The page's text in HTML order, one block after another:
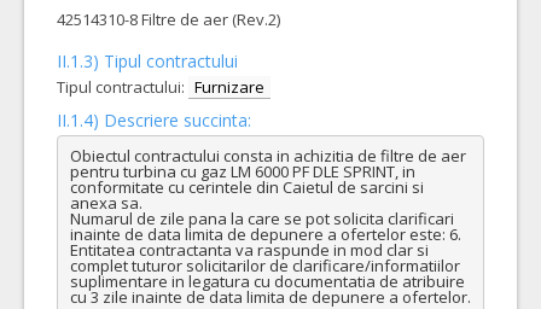
42514310-8 Filtre de aer (Rev.2)
II.1.3) Tipul contractului
Tipul contractului: Furnizare
II.1.4) Descriere succinta:
Obiectul contractului consta in achizitia de filtre de aer
pentru turbina cu gaz LM 6000 PF DLE SPRINT, in
conformitate cu cerintele din Caietul de sarcini si
anexa sa.
Numarul de zile pana la care se pot solicita clarificari
inainte de data limita de depunere a ofertelor este: 6.
Entitatea contractanta va raspunde in mod clar si
complet tuturor solicitarilor de clarificare/informatiilor
suplimentare in legatura cu documentatia de atribuire
cu 3 zile inainte de data limita de depunere a ofertelor.